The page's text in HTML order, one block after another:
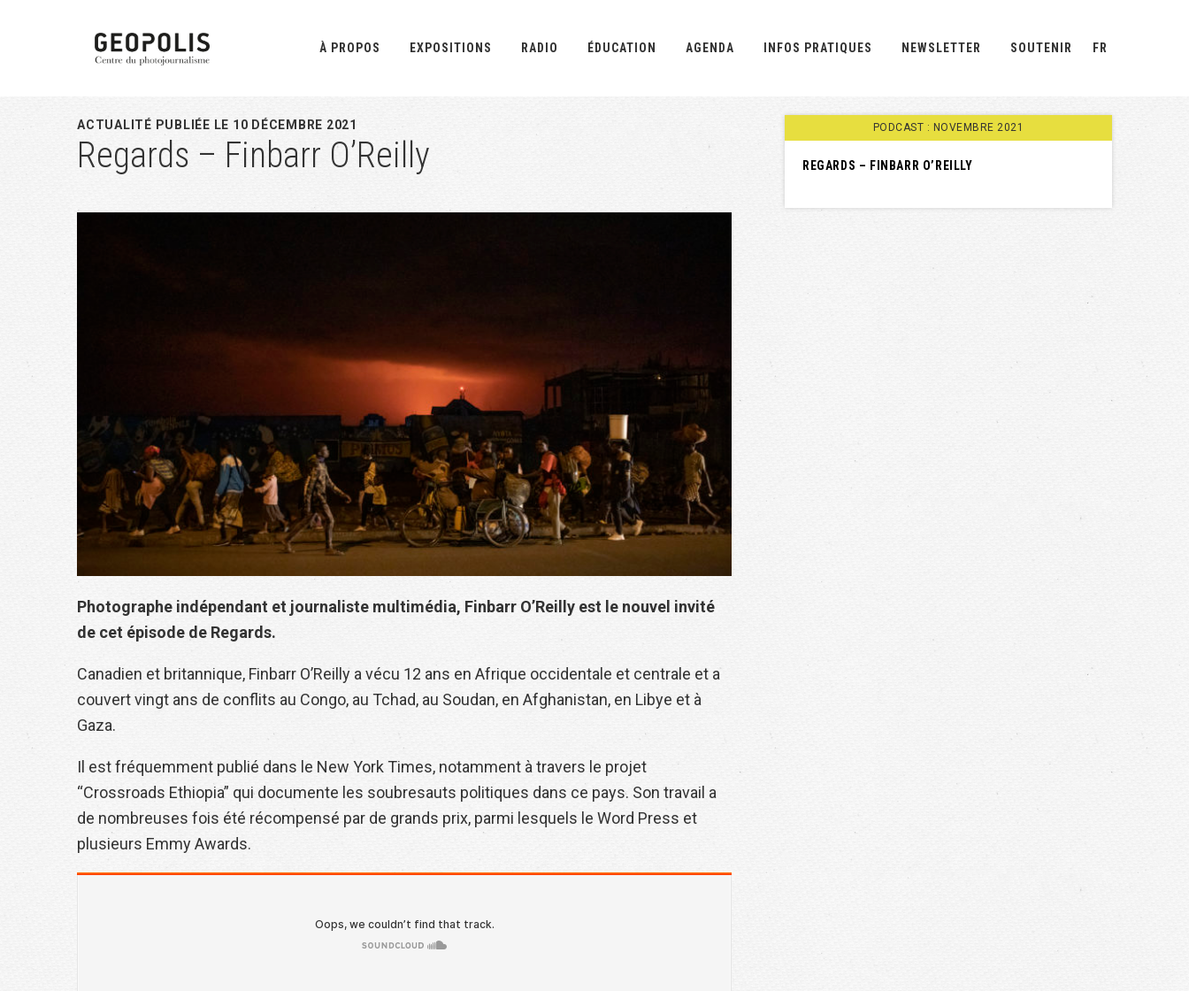
principale
latérale
À PROPOS EXPOSITIONS RADIO ÉDUCATION AGENDA INFOS PRATIQUES NEWSLETTER SOUTENIR FR
ACTUALITÉ PUBLIÉE LE 10 DÉCEMBRE 2021
Regards – Finbarr O’Reilly
Photographe indépendant et journaliste multimédia, Finbarr O’Reilly est le nouvel invité
de cet épisode de Regards.
Canadien et britannique, Finbarr O’Reilly a vécu 12 ans en Afrique occidentale et centrale et a
couvert vingt ans de conflits au Congo, au Tchad, au Soudan, en Afghanistan, en Libye et à
Gaza.
Il est fréquemment publié dans le New York Times, notamment à travers le projet
“Crossroads Ethiopia” qui documente les soubresauts politiques dans ce pays. Son travail a
de nombreuses fois été récompensé par de grands prix, parmi lesquels le Word Press et
plusieurs Emmy Awards.
PODCAST : NOVEMBRE 2021
REGARDS – FINBARR O’REILLY